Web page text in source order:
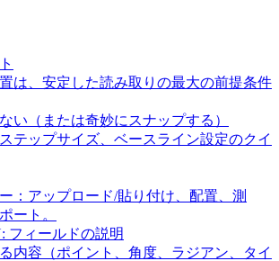
は、安定した読み取りの最大の前提条件
い（または奇妙にスナップする）
テップサイズ、ベースライン設定のクイ
：アップロード/貼り付け、配置、測
ート。
フィールドの説明
内容（ポイント、角度、ラジアン、タイ